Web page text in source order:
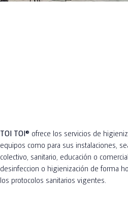
TOI TOI® ofrece los servicios de
equipos como para sus instalaciones,
colectivo, sanitario, educación o
desinfeccion o higienización de forma
los protocolos sanitarios vigentes.